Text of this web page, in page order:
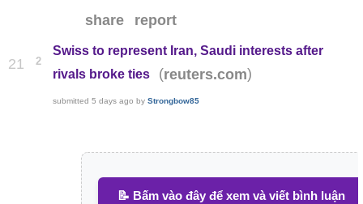
share report
21 2
Swiss to represent Iran, Saudi interests after
rivals broke ties
(reuters.com)
submitted5 days ago byStrongbow85
📝 Bấm vào đây để xem và viết bình luận